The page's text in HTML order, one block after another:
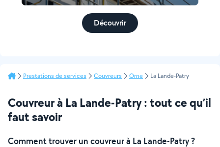
Découvrir
Prestations de services Couvreurs Orne La Lande-Patry
Couvreur à La Lande-Patry : tout ce qu’il
faut savoir
Comment trouver un couvreur à La Lande-Patry ?